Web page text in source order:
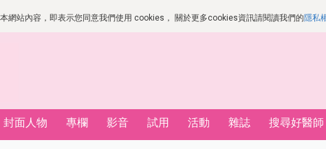
網站內容，即表示您同意我們使用 cookies， 關於更多cookies資訊請閱讀我們的隱私
封面人物 專欄 影音 試用 活動 雜誌 搜尋好醫師